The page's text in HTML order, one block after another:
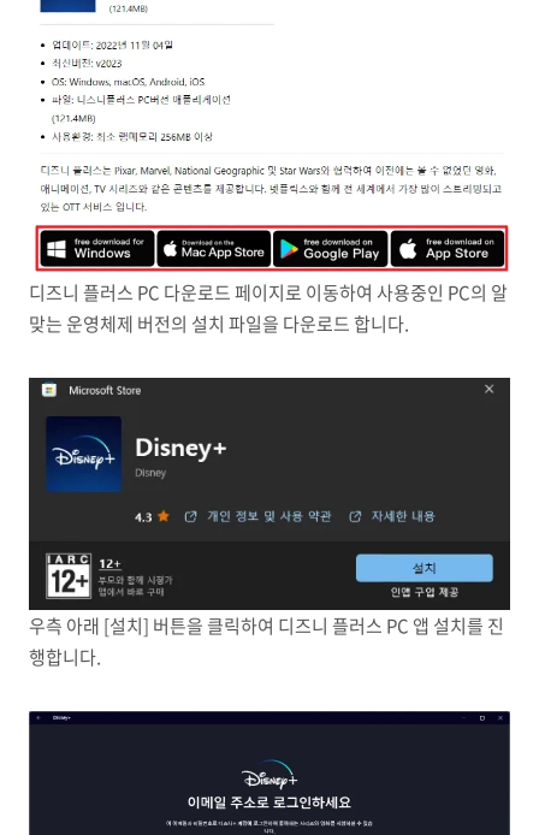
디즈니 플러스 PC 다운로드 페이지로 이동하여 사용중인 PC의 알
맞는 운영체제 버전의 설치 파일을 다운로드 합니다.
우측 아래 [설치] 버튼을 클릭하여 디즈니 플러스 PC 앱 설치를 진
행합니다.